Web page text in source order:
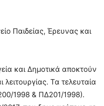
Παιδείας, Έρευνας και
και Δημοτικά αποκτούν
Τα τελευταία
1998 & ΠΔ201/1998).